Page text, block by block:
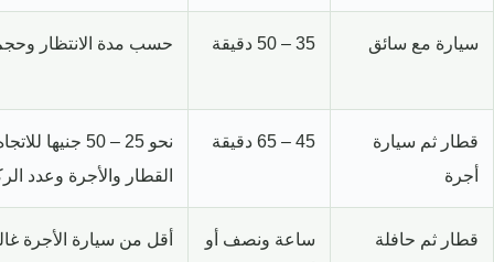
سيارة مع سائق 35 – 50 دقيقة حسب مدة الانتظار
قطار ثم سيارة
أجرة
45 – 65 دقيقة
نحو 25 – 50
القطار والأجرة وعدد
قطار ثم حافلة
ساعة ونصف أو
أقل من سيارة الأجرة